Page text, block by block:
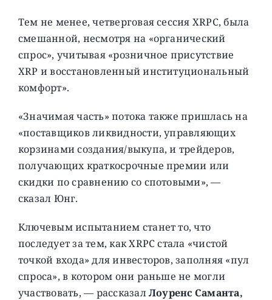
Тем не менее, четверговая сессия XRPC, была
смешанной, несмотря на «органический
спрос», учитывая «розничное присутствие
XRP и восстановленный институциональный
комфорт».
«Значимая часть» потока также пришлась на
«поставщиков ликвидности, управляющих
корзинами создания/выкупа, и трейдеров,
получающих краткосрочные премии или
скидки по сравнению со спотовыми», —
сказал Юнг.
Ключевым испытанием станет то, что
последует за тем, как XRPC стала «чистой
точкой входа» для инвесторов, заполняя «пул
спроса», в котором они раньше не могли
участвовать, — рассказалЛоуренс Саманта,